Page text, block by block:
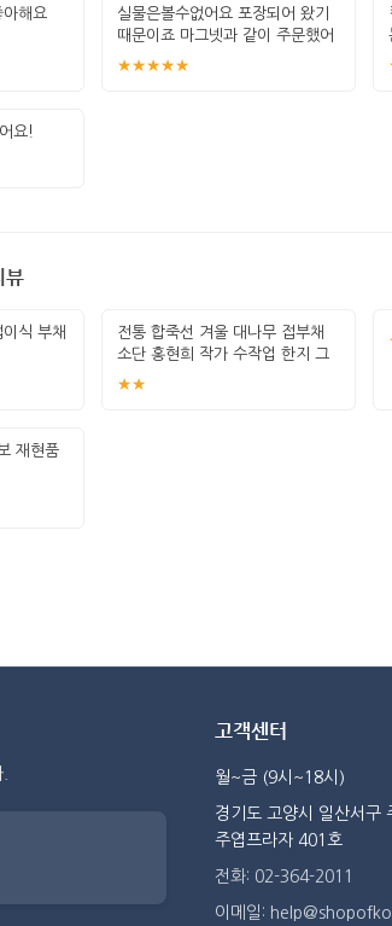
아해요
실물은볼수없어요 포장되어 왔기
때문이죠 마그넷과 같이 주문했어
요 포장지도
★★★★★
요!
뷰
식 부채
전통 합죽선 겨울 대나무 접부채
소단 홍현희 작가 수작업 한지 그
림 고급
★★
재현품
고객센터
월~금 (9시~18시)
경기도 고양시 일산서구
주엽프라자 401호
전화: 02-364-2011
이메일: